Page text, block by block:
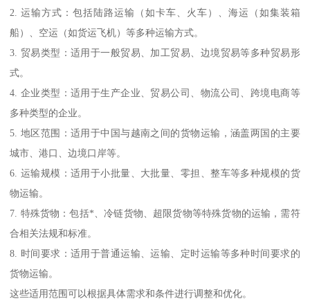
2. 运输方式：包括陆路运输（如卡车、火车）、海运（如集装箱
船）、空运（如货运飞机）等多种运输方式。
3. 贸易类型：适用于一般贸易、加工贸易、边境贸易等多种贸易形
式。
4. 企业类型：适用于生产企业、贸易公司、物流公司、跨境电商等
多种类型的企业。
5. 地区范围：适用于中国与越南之间的货物运输，涵盖两国的主要
城市、港口、边境口岸等。
6. 运输规模：适用于小批量、大批量、零担、整车等多种规模的货
物运输。
7. 特殊货物：包括*、冷链货物、超限货物等特殊货物的运输，需符
合相关法规和标准。
8. 时间要求：适用于普通运输、运输、定时运输等多种时间要求的
货物运输。
这些适用范围可以根据具体需求和条件进行调整和优化。